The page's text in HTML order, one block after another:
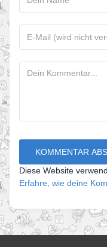
Diese Website
Erfahre, wie deine